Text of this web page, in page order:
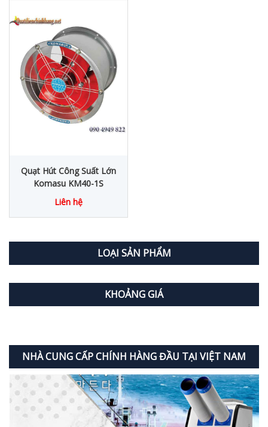
Quạt Hút Công Suất Lớn
Komasu KM40-1S
Liên hệ
LOẠI SẢN PHẨM
KHOẢNG GIÁ
NHÀ CUNG CẤP CHÍNH HÀNG ĐẦU TẠI VIỆT NAM